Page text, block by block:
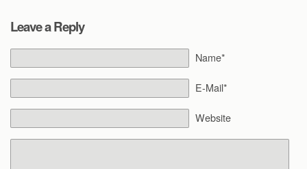
Leave a Reply
Name*
E-Mail*
Website